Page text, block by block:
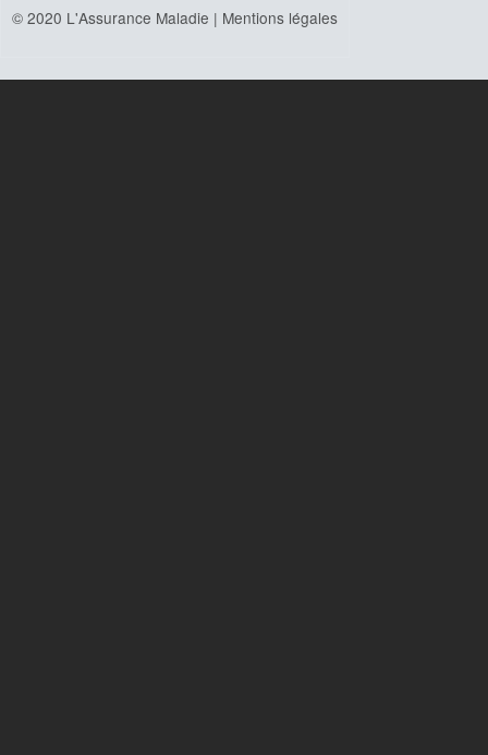
© 2020 L'Assurance Maladie | Mentions légales